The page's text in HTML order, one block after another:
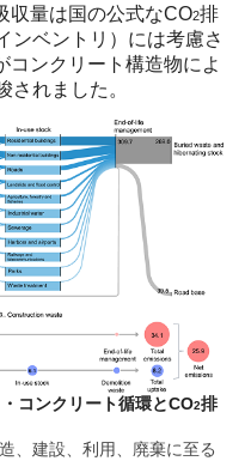
収量は国の公式なCO2排
ンベントリ）には考慮さ
コンクリート構造物によ
されました。
コンクリート循環とCO2排
、建設、利用、廃棄に至る